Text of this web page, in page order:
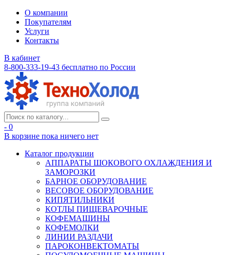
О компании
Покупателям
Услуги
Контакты
В кабинет
8-800-333-19-43 бесплатно по России
- 0
В корзине пока ничего нет
Каталог продукции
АППАРАТЫ ШОКОВОГО ОХЛАЖДЕНИЯ И
ЗАМОРОЗКИ
БАРНОЕ ОБОРУДОВАНИЕ
ВЕСОВОЕ ОБОРУДОВАНИЕ
КИПЯТИЛЬНИКИ
КОТЛЫ ПИЩЕВАРОЧНЫЕ
КОФЕМАШИНЫ
КОФЕМОЛКИ
ЛИНИИ РАЗДАЧИ
ПАРОКОНВЕКТОМАТЫ